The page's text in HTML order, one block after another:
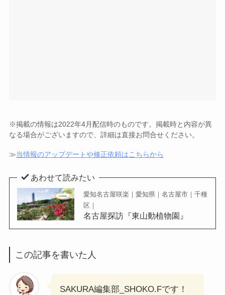
※掲載の情報は2022年4月配信時のものです。掲載時と内容が異
なる場合がございますので、詳細は直接お問合せください。
≫当情報のアップデートや修正依頼はこちらから
あわせて読みたい
愛知名古屋咲楽｜愛知県｜名古屋市｜千種
区｜
名古屋探訪『東山動植物園』
この記事を書いた人
SAKURA編集部_SHOKO.Fです！